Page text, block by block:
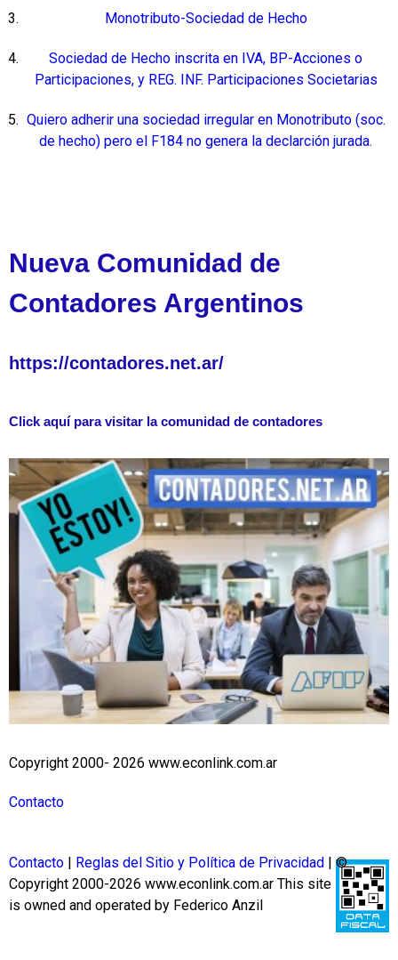
Monotributo-Sociedad de Hecho
Sociedad de Hecho inscrita en IVA, BP-Acciones o
Participaciones, y REG. INF. Participaciones Societarias
Quiero adherir una sociedad irregular en Monotributo (soc.
de hecho) pero el F184 no genera la declarción jurada.
Nueva Comunidad de
Contadores Argentinos
https://contadores.net.ar/
Click aquí para visitar la comunidad de contadores
Copyright 2000- 2026 www.econlink.com.ar
Contacto
Contacto | Reglas del Sitio y Política de Privacidad | ©
Copyright 2000-2026 www.econlink.com.ar This site
is owned and operated by Federico Anzil